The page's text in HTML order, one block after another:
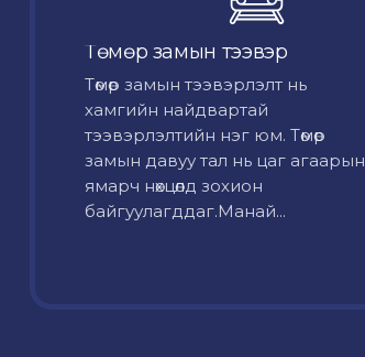
Төмөр замын тээвэр
Төмөр замын тээвэрлэлт нь
хамгийн найдвартай
тээвэрлэлтийн нэг юм. Төмөр
замын давуу тал нь цаг агаарын
ямарч нөхцөлд зохион
байгуулагддаг.Манай...